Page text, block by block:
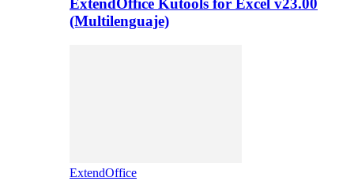
ExtendOffice Kutools for Excel v23.00
(Multilenguaje)
ExtendOffice